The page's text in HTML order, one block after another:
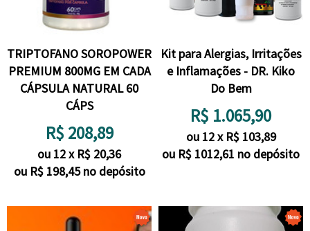
TRIPTOFANO SOROPOWER
PREMIUM 800MG EM CADA
CÁPSULA NATURAL 60
CÁPS
R$ 208,89
ou 12x R$ 20,36
ou R$ 198,45 no depósito
Kit para Alergias, Irritações
e Inflamações - DR. Kiko
Do Bem
R$ 1.065,90
ou 12x R$ 103,89
ou R$ 1012,61 no depósito